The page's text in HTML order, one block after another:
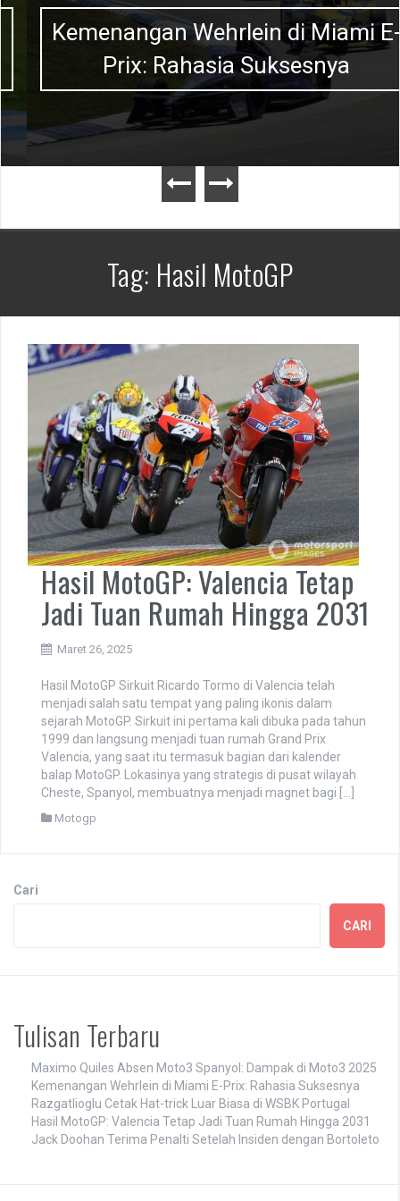
Kemenangan Wehrlein di Miami E-
Prix: Rahasia Suksesnya
Tag: Hasil MotoGP
Hasil MotoGP: Valencia Tetap
Jadi Tuan Rumah Hingga 2031
Maret 26, 2025
Hasil MotoGP Sirkuit Ricardo Tormo di Valencia telah
menjadi salah satu tempat yang paling ikonis dalam
sejarah MotoGP. Sirkuit ini pertama kali dibuka pada tahun
1999 dan langsung menjadi tuan rumah Grand Prix
Valencia, yang saat itu termasuk bagian dari kalender
balap MotoGP. Lokasinya yang strategis di pusat wilayah
Cheste, Spanyol, membuatnya menjadi magnet bagi […]
Motogp
Cari
CARI
Tulisan Terbaru
Maximo Quiles Absen Moto3 Spanyol: Dampak di Moto3 2025
Kemenangan Wehrlein di Miami E-Prix: Rahasia Suksesnya
Razgatlioglu Cetak Hat-trick Luar Biasa di WSBK Portugal
Hasil MotoGP: Valencia Tetap Jadi Tuan Rumah Hingga 2031
Jack Doohan Terima Penalti Setelah Insiden dengan Bortoleto